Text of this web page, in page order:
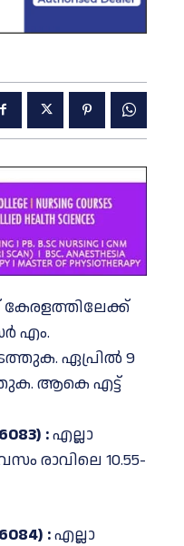
എം.
ഏപ്രില്‍ 9
ആകെ എട്ട്
:എല്ലാ
രാവിലെ 10.55-
:എല്ലാ